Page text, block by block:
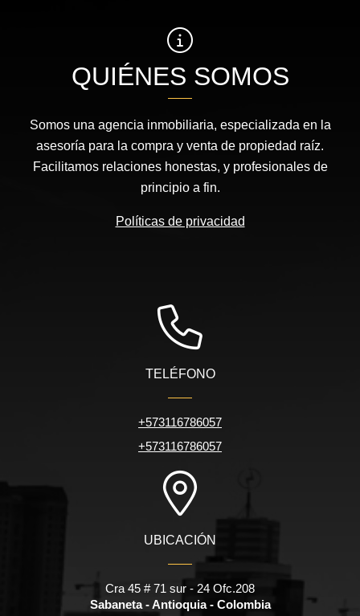
QUIÉNES SOMOS
Somos una agencia inmobiliaria, especializada en la
asesoría para la compra y venta de propiedad raíz.
Facilitamos relaciones honestas, y profesionales de
principio a fin.
Políticas de privacidad
TELÉFONO
+573116786057
+573116786057
UBICACIÓN
Cra 45 # 71 sur - 24 Ofc.208
Sabaneta - Antioquia - Colombia